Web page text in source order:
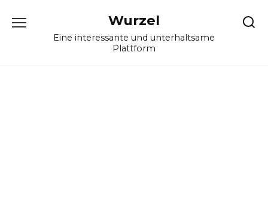
Wurzel
Eine interessante und unterhaltsame
Plattform